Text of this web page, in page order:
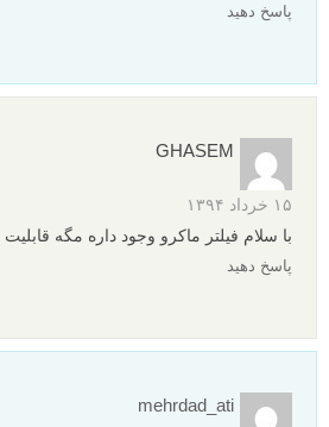
پاسخ دهید
GHASEM
۱۵ خرداد ۱۳۹۴
با سلام فیلتر ماکرو وجود داره مگه قابلیت
پاسخ دهید
mehrdad_ati